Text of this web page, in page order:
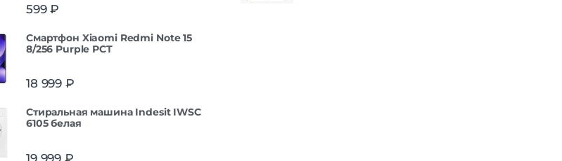
599₽
Смартфон Xiaomi Redmi Note 15
8/256 Purple РСТ
18 999 ₽
Стиральная машина Indesit IWSC
6105 белая
19 999 ₽